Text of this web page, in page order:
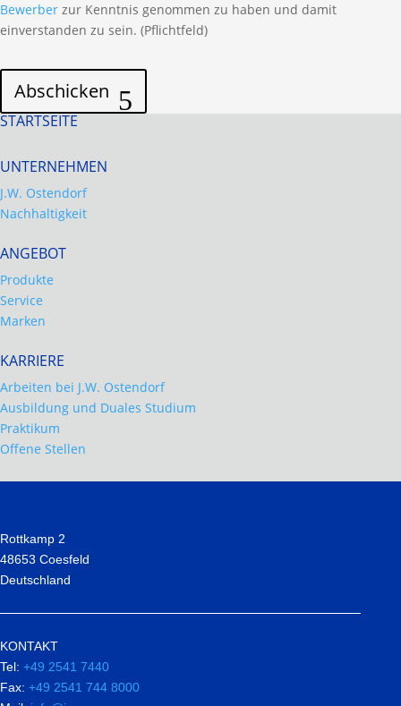
Bewerber zur Kenntnis genommen zu haben und damit
einverstanden zu sein. (Pflichtfeld)
lasse
Feld
Bitte
lasse
dieses
Feld
Abschicken
STARTSEITE
UNTERNEHMEN
J.W. Ostendorf
Nachhaltigkeit
ANGEBOT
Produkte
Service
Marken
KARRIERE
Arbeiten bei J.W. Ostendorf
Ausbildung und Duales Studium
Praktikum
Offene Stellen
Rottkamp 2
48653 Coesfeld
Deutschland
KONTAKT
Tel: +49 2541 7440
Fax: +49 2541 744 8000